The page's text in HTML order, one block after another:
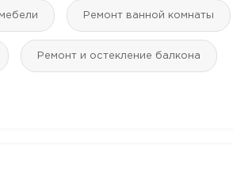
Ремонт ванной комнаты
Ремонт и остекление балкона